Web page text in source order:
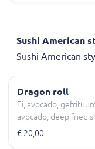
Sushi American
Sushi American
Dragon roll
Ei, avocado,
avocado, deep fried
€ 20,00